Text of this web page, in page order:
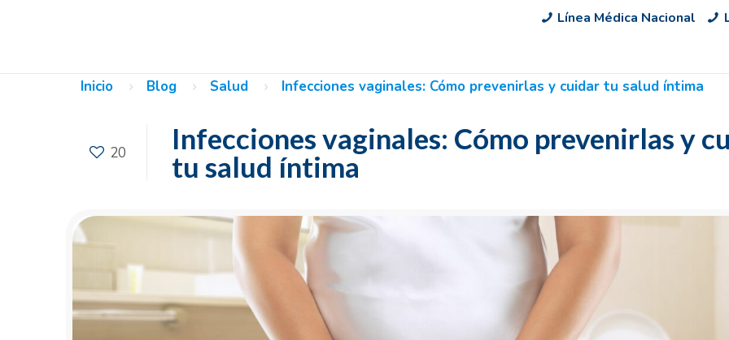
Línea Médica Nacional
Inicio Blog Salud Infecciones vaginales: Cómo prevenirlas y cuidar tu salud íntima
20
Infecciones vaginales: Cómo prevenirlas y
tu salud íntima